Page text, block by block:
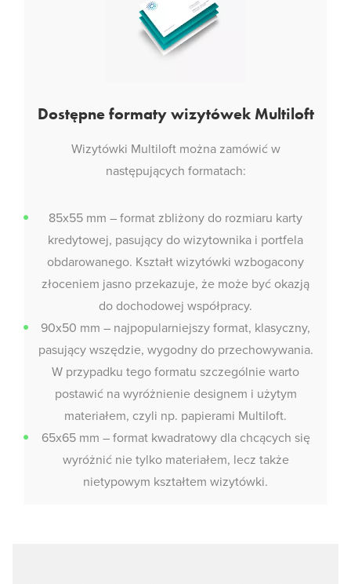
Dostępne formaty wizytówek Multiloft
Wizytówki Multiloft można zamówić w
następujących formatach:
85x55 mm – format zbliżony do rozmiaru karty
kredytowej, pasujący do wizytownika i portfela
obdarowanego. Kształt wizytówki wzbogacony
złoceniem jasno przekazuje, że może być okazją
do dochodowej współpracy.
90x50 mm – najpopularniejszy format, klasyczny,
pasujący wszędzie, wygodny do przechowywania.
W przypadku tego formatu szczególnie warto
postawić na wyróżnienie designem i użytym
materiałem, czyli np. papierami Multiloft.
65x65 mm – format kwadratowy dla chcących się
wyróżnić nie tylko materiałem, lecz także
nietypowym kształtem wizytówki.